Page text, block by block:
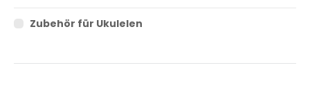
Zubehör für Ukulelen